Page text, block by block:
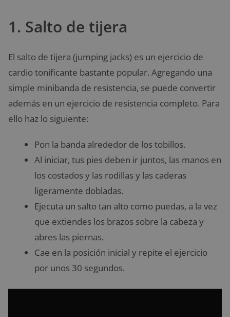
1. Salto de tijera
El salto de tijera (jumping jacks) es un ejercicio de
cardio tonificante bastante popular. Agregando una
simple minibanda de resistencia, se puede convertir
además en un ejercicio de resistencia completo. Para
ello haz lo siguiente:
Pon la banda alrededor de los tobillos.
Al iniciar, tus pies deben ir juntos, las manos en
los costados y las rodillas y las caderas
ligeramente dobladas.
Ejecuta un salto tan alto como puedas, a la vez
que extiendes los brazos sobre la cabeza y
abres las piernas.
Cae en la posición inicial y repite el ejercicio
por unos 30 segundos.